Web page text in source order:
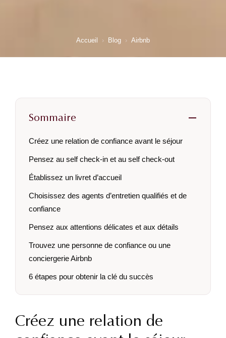
Accueil › Blog › Airbnb
Sommaire
Créez une relation de confiance avant le séjour
Pensez au self check-in et au self check-out
Établissez un livret d’accueil
Choisissez des agents d’entretien qualifiés et de
confiance
Pensez aux attentions délicates et aux détails
Trouvez une personne de confiance ou une
conciergerie Airbnb
6 étapes pour obtenir la clé du succès
Créez une relation de